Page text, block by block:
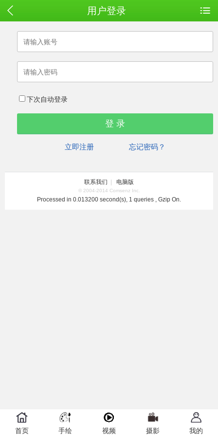
用户登录
下次自动登录
立即注册 忘记密码？
联系我们 电脑版
© 2004-2014 Comsenz Inc.
Processed in 0.013200 second(s), 1 queries , Gzip On.
首页 手绘 视频 摄影 我的